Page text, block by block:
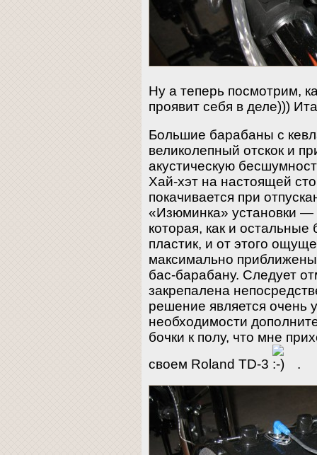
Ну а теперь посмотрим,
проявит себя в деле)))
Большие барабаны с
великолепный отскок и
акустическую
Хай-хэт на настоящей
покачивается при
«Изюминка» установки —
которая, как и
пластик, и от этого
максимально
бас-барабану. Следует
закрепалена
решение является очень
необходимости
бочки к полу, что мне
своем Roland TD-3
.